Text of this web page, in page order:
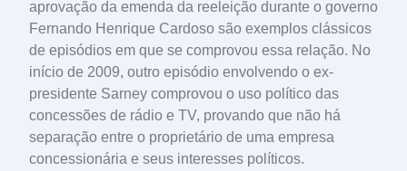
aprovação da emenda da reeleição durante o governo
Fernando Henrique Cardoso são exemplos clássicos
de episódios em que se comprovou essa relação. No
início de 2009, outro episódio envolvendo o ex-
presidente Sarney comprovou o uso político das
concessões de rádio e TV, provando que não há
separação entre o proprietário de uma empresa
concessionária e seus interesses políticos.